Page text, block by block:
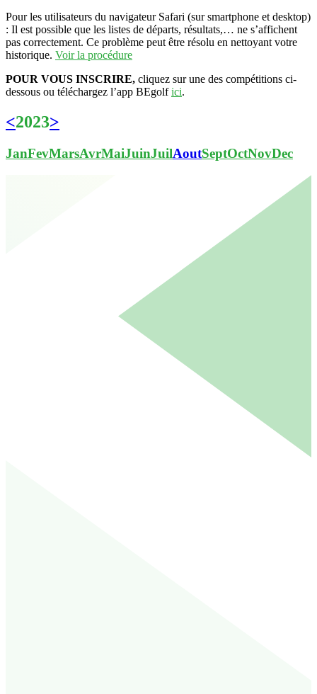
Pour les utilisateurs du navigateur Safari (sur smartphone et desktop)
: Il est possible que les listes de départs, résultats,… ne s’affichent
pas correctement. Ce problème peut être résolu en nettoyant votre
historique. Voir la procédure
POUR VOUS INSCRIRE, cliquez sur une des compétitions ci-
dessous ou téléchargez l’app BEgolfici.
<2023>
JanFevMarsAvrMaiJuinJuilAoutSeptOctNovDec